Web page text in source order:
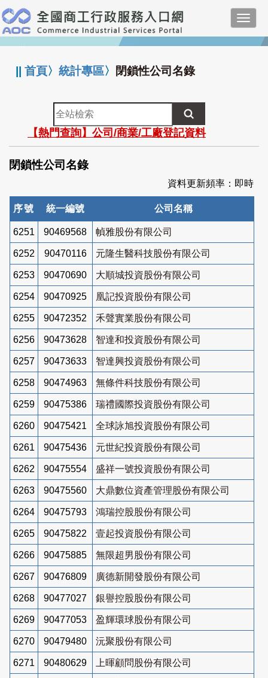
跳
到
主
要
:::
||首頁〉統計專區〉 閉鎖性公司名錄
全
站
檢
索
【熱門查詢】公司/商業/工廠登記資料
閉鎖性公司名錄
資料更新頻率：即時
序號 統一編號 公司名稱
6251 90469568 幀雅股份有限公司
6252 90470116 元隆生醫科技股份有限公司
6253 90470690 大順城投資股份有限公司
6254 90470925 凰記投資股份有限公司
6255 90472352 禾聲實業股份有限公司
6256 90473628 智達和投資股份有限公司
6257 90473633 智達興投資股份有限公司
6258 90474963 無條件科技股份有限公司
6259 90475386 瑞禮國際投資股份有限公司
6260 90475421 全球詠旭投資股份有限公司
6261 90475436 元世紀投資股份有限公司
6262 90475554 盛祥一號投資股份有限公司
6263 90475560 大鼎數位資產管理股份有限公司
6264 90475793 鴻瑞控股股份有限公司
6265 90475822 壹起投資股份有限公司
6266 90475885 無限超男股份有限公司
6267 90476809 廣德新開發股份有限公司
6268 90477027 銀譽控股股份有限公司
6269 90477053 盈輝環球股份有限公司
6270 90479480 沅聚股份有限公司
6271 90480629 上暉顧問股份有限公司